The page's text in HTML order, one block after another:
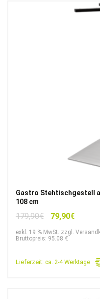
Gastro Stehtischgestell
108 cm
179,90€
Ursprünglicher
war:
79,90€
ist:
exkl. 19 % MwSt. zzgl.
Bruttopreis: 95.08 €
Lieferzeit: ca. 2-4 Werktage